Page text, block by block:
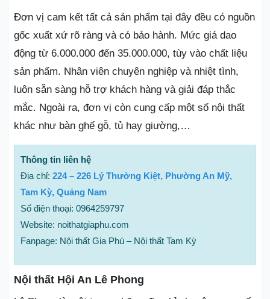
Đơn vị cam kết tất cả sản phẩm tại đây đều có nguồn
gốc xuất xứ rõ ràng và có bảo hành. Mức giá dao
động từ 6.000.000 đến 35.000.000, tùy vào chất liệu
sản phẩm. Nhân viên chuyên nghiệp và nhiệt tình,
luôn sẵn sàng hỗ trợ khách hàng và giải đáp thắc
mắc. Ngoài ra, đơn vị còn cung cấp một số nội thất
khác như bàn ghế gỗ, tủ hay giường,…
Thông tin liên hệ
Địa chỉ: 224 – 226 Lý Thường Kiệt, Phường An Mỹ,
Tam Kỳ, Quảng Nam
Số điện thoại: 0964259797
Website: noithatgiaphu.com
Fanpage: Nội thất Gia Phú – Nội thất Tam Kỳ
Nội thất Hội An Lê Phong